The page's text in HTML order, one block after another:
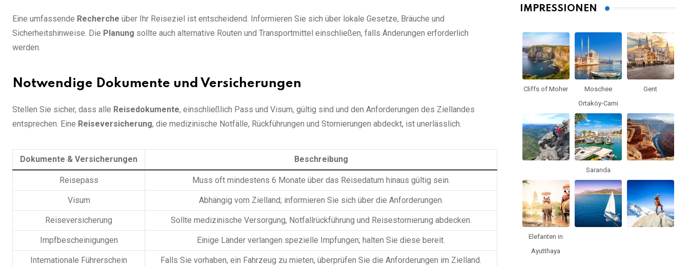
Eine umfassende Recherche über Ihr Reiseziel ist entscheidend. Informieren Sie sich über lokale Gesetze, Bräuche und
Sicherheitshinweise. Die Planung sollte auch alternative Routen und Transportmittel einschließen, falls Änderungen erforderlich
werden.
Notwendige Dokumente und Versicherungen
Stellen Sie sicher, dass alle Reisedokumente, einschließlich Pass und Visum, gültig sind und den Anforderungen des Ziellandes
entsprechen. Eine Reiseversicherung, die medizinische Notfälle, Rückführungen und Stornierungen abdeckt, ist unerlässlich.
Dokumente & Versicherungen Beschreibung
Reisepass Muss oft mindestens 6 Monate über das Reisedatum hinaus gültig sein.
Visum Abhängig vom Zielland; informieren Sie sich über die Anforderungen.
Reiseversicherung Sollte medizinische Versorgung, Notfallrückführung und Reisestornierung abdecken.
Impfbescheinigungen Einige Länder verlangen spezielle Impfungen; halten Sie diese bereit.
Internationale Führerschein Falls Sie vorhaben, ein Fahrzeug zu mieten, überprüfen Sie die Anforderungen im Zielland.
IMPRESSIONEN
Cliffs of Moher
Moschee
Ortaköy-Cami
Gent
Saranda
Elefanten in
Ayutthaya